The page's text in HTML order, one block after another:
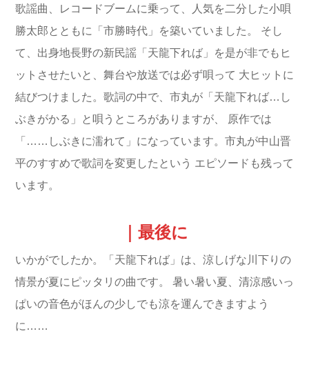
歌謡曲、レコードブームに乗って、人気を二分した小唄
勝太郎とともに「市勝時代」を築いていました。
そし
て、出身地長野の新民謡「天龍下れば」を是が非でもヒ
ットさせたいと、舞台や放送では必ず唄って 大ヒットに
結びつけました。 歌詞の中で、市丸が「天龍下れば…し
ぶきがかる」と唄うところがありますが、
原作では
「…… しぶきに濡れて」になっています。市丸が中山晋
平のすすめで歌詞を変更したという エピソードも残って
います。
｜最後に
いかがでしたか。「天龍下れば」は、涼しげな川下りの
情景が夏にピッタリの曲です。
暑い暑い夏、清涼感いっ
ぱいの音色がほんの少しでも涼を運んできますよう
に……